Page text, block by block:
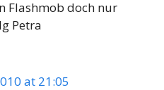
Flashmob doch nur
Petra
at 21:05